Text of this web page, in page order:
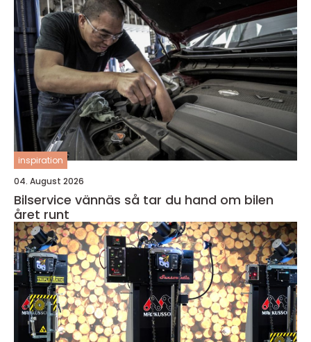
inspiration
04. August 2026
Bilservice vännäs så tar du hand om bilen
året runt